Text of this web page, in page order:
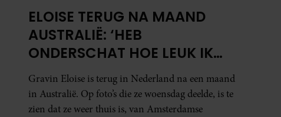
ELOISE TERUG NA MAAND
AUSTRALIË: ‘HEB
ONDERSCHAT HOE LEUK IK
HET ZOU VINDEN’
Gravin Eloise is terug in Nederland na een maand
in Australië. Op foto’s die ze woensdag deelde, is te
zien dat ze weer thuis is, van Amsterdamse